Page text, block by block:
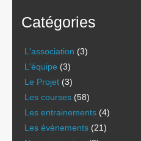
Catégories
L'association (3)
L'équipe (3)
Le Projet (3)
Les courses (58)
Les entrainements (4)
Les évènements (21)